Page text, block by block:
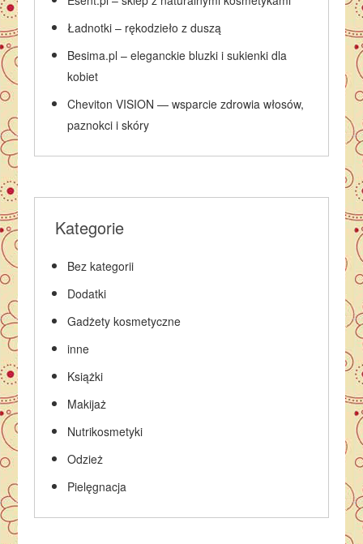
Ładnotki – rękodzieło z duszą
Besima.pl – eleganckie bluzki i sukienki dla
kobiet
Cheviton VISION — wsparcie zdrowia włosów,
paznokci i skóry
Kategorie
Bez kategorii
Dodatki
Gadżety kosmetyczne
inne
Książki
Makijaż
Nutrikosmetyki
Odzież
Pielęgnacja